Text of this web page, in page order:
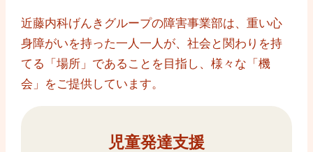
近藤内科げんきグループの障害事業部は、重い心
身障がいを持った一人一人が、社会と関わりを持
てる「場所」であることを目指し、様々な「機
会」をご提供しています。
児童発達支援